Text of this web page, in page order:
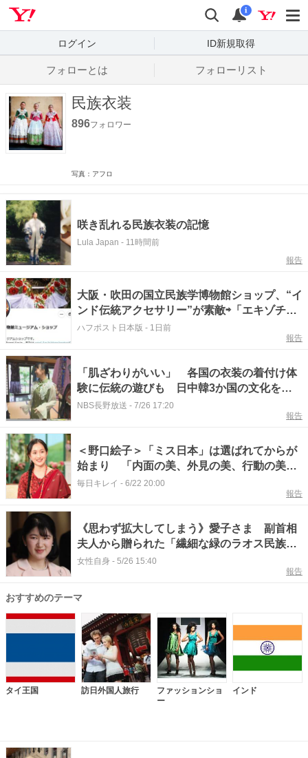
検索
通知
i
ログイン ID新規取得
フォローとは フォローリスト
民族衣装
896フォロワー
写真：アフロ
咲き乱れる民族衣装の記憶
Lula Japan - 11時間前
報告
大阪・吹田の国立民族学博物館ショップ、“イ
ンド伝統アクセサリー”が素敵⇨「エキゾチッ
クで繊細」「夏にぴったり」の声
ハフポスト日本版 - 1日前
報告
「肌ざわりがいい」 各国の衣装の着付け体
験に伝統の遊びも 日中韓3か国の文化を蔵
の町で体験 関連イベントは11月まで
NBS長野放送 - 7/26 17:20
報告
＜野口絵子＞「ミス日本」は選ばれてからが
始まり 「内面の美、外見の美、行動の美」
を語る ネパール・グルン族の民族衣装で
毎日キレイ - 6/22 20:00
報告
《思わず拡大してしまう》愛子さま 副首相
夫人から贈られた「繊細な緑のラオス民族衣
装」に絶賛の声多数
女性自身 - 5/26 15:40
報告
おすすめのテーマ
タイ王国 訪日外国人旅行
ファッションショ
ー
インド